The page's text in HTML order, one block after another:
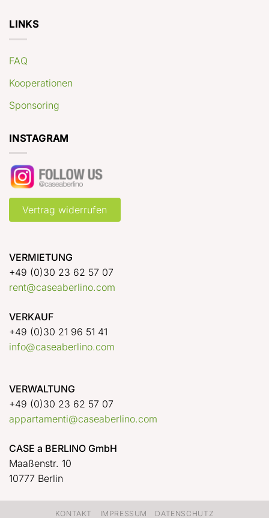
LINKS
FAQ
Kooperationen
Sponsoring
INSTAGRAM
Vertrag widerrufen
VERMIETUNG
+49 (0)30 23 62 57 07
rent@caseaberlino.com
VERKAUF
+49 (0)30 21 96 51 41
info@caseaberlino.com
VERWALTUNG
+49 (0)30 23 62 57 07
appartamenti@caseaberlino.com
CASE a BERLINO GmbH
Maaßenstr. 10
10777 Berlin
KONTAKT IMPRESSUM DATENSCHUTZ